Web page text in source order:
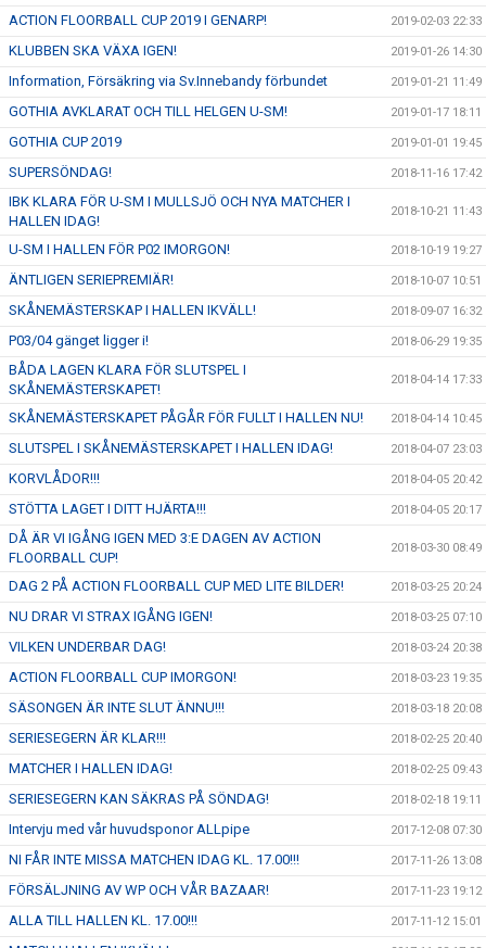
ACTION FLOORBALL CUP 2019 I GENARP! 2019-02-03 22:33
KLUBBEN SKA VÄXA IGEN! 2019-01-26 14:30
Information, Försäkring via Sv.Innebandy förbundet 2019-01-21 11:49
GOTHIA AVKLARAT OCH TILL HELGEN U-SM! 2019-01-17 18:11
GOTHIA CUP 2019 2019-01-01 19:45
SUPERSÖNDAG! 2018-11-16 17:42
IBK KLARA FÖR U-SM I MULLSJÖ OCH NYA MATCHER I
HALLEN IDAG!
2018-10-21 11:43
U-SM I HALLEN FÖR P02 IMORGON! 2018-10-19 19:27
ÄNTLIGEN SERIEPREMIÄR! 2018-10-07 10:51
SKÅNEMÄSTERSKAP I HALLEN IKVÄLL! 2018-09-07 16:32
P03/04 gänget ligger i! 2018-06-29 19:35
BÅDA LAGEN KLARA FÖR SLUTSPEL I
SKÅNEMÄSTERSKAPET!
2018-04-14 17:33
SKÅNEMÄSTERSKAPET PÅGÅR FÖR FULLT I HALLEN NU! 2018-04-14 10:45
SLUTSPEL I SKÅNEMÄSTERSKAPET I HALLEN IDAG! 2018-04-07 23:03
KORVLÅDOR!!! 2018-04-05 20:42
STÖTTA LAGET I DITT HJÄRTA!!! 2018-04-05 20:17
DÅ ÄR VI IGÅNG IGEN MED 3:E DAGEN AV ACTION
FLOORBALL CUP!
2018-03-30 08:49
DAG 2 PÅ ACTION FLOORBALL CUP MED LITE BILDER! 2018-03-25 20:24
NU DRAR VI STRAX IGÅNG IGEN! 2018-03-25 07:10
VILKEN UNDERBAR DAG! 2018-03-24 20:38
ACTION FLOORBALL CUP IMORGON! 2018-03-23 19:35
SÄSONGEN ÄR INTE SLUT ÄNNU!!! 2018-03-18 20:08
SERIESEGERN ÄR KLAR!!! 2018-02-25 20:40
MATCHER I HALLEN IDAG! 2018-02-25 09:43
SERIESEGERN KAN SÄKRAS PÅ SÖNDAG! 2018-02-18 19:11
Intervju med vår huvudsponor ALLpipe 2017-12-08 07:30
NI FÅR INTE MISSA MATCHEN IDAG KL. 17.00!!! 2017-11-26 13:08
FÖRSÄLJNING AV WP OCH VÅR BAZAAR! 2017-11-23 19:12
ALLA TILL HALLEN KL. 17.00!!! 2017-11-12 15:01